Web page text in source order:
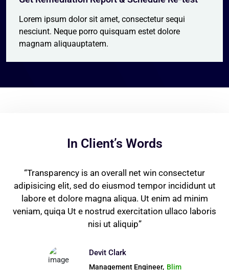
Lorem ipsum dolor sit amet, consectetur sequi
nesciunt. Neque porro quisquam estet dolore
magnam aliquauptatem.
In Client’s Words
“Transparency is an overall net win consectetur
adipisicing elit, sed do eiusmod tempor incididunt ut
labore et dolore magna aliqua. Ut enim ad minim
veniam, quiqa Ut e nostrud exercitation ullaco laboris
nisi ut aliquip”
Devit Clark
Management Engineer, Blim